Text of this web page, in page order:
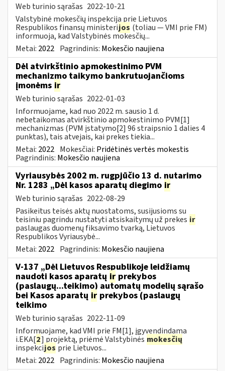
Web turinio sąrašas 2022-10-21
Valstybinė mokesčių inspekcija prie Lietuvos
Respublikos finansų ministerijos (toliau ― VMI prie FM)
informuoja, kad Valstybinės mokesčių...
Metai: 2022 Pagrindinis: Mokesčio naujiena
Dėl atvirkštinio apmokestinimo PVM
mechanizmo taikymo bankrutuojančioms
įmonėms ir
Web turinio sąrašas 2022-01-03
Informuojame, kad nuo 2022 m. sausio 1 d.
nebetaikomas atvirkštinio apmokestinimo PVM[1]
mechanizmas (PVM įstatymo[2] 96 straipsnio 1 dalies 4
punktas), tais atvejais, kai prekes tiekia...
Metai: 2022 Mokesčiai: Pridėtinės vertės mokestis
Pagrindinis: Mokesčio naujiena
Vyriausybės 2002 m. rugpjūčio 13 d. nutarimo
Nr. 1283 „Dėl kasos aparatų diegimo ir
Web turinio sąrašas 2022-08-29
Pasikeitus teisės aktų nuostatoms, susijusioms su
teisiniu pagrindu nustatyti atsiskaitymų už prekes ir
paslaugas duomenų fiksavimo tvarką, Lietuvos
Respublikos Vyriausybė...
Metai: 2022 Pagrindinis: Mokesčio naujiena
V-137 „Dėl Lietuvos Respublikoje leidžiamų
naudoti kasos aparatų ir prekybos
(paslaugų...teikimo) automatų modelių sąrašo
bei Kasos aparatų ir prekybos (paslaugų
teikimo
Web turinio sąrašas 2022-11-09
Informuojame, kad VMI prie FM[1], įgyvendindama
i.EKA[2] projektą, priėmė Valstybinės mokesčių
inspekcijos prie Lietuvos...
Metai: 2022 Pagrindinis: Mokesčio naujiena